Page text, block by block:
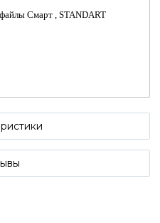
Смарт , STANDART